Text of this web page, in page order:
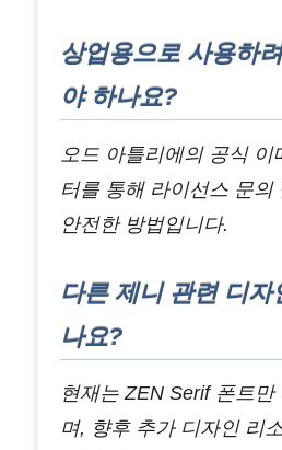
상업용으로 사용하
야 하나요?
오드 아틀리에의 공식
터를 통해 라이선스 문의
안전한 방법입니다.
다른 제니 관련 디자
나요?
현재는 ZEN Serif 폰트
며, 향후 추가 디자인 리